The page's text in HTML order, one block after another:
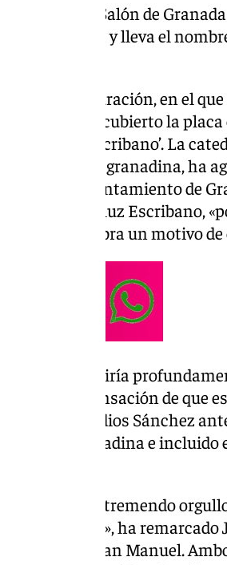
del Salón de
de reforma y lleva el
de reinauguración, en el
se ha descubierto la
Mariluz Escribano’. La
de la poeta granadina, ha
del Ayuntamiento de
de Mariluz Escribano,
en la palabra un motivo
se sentiría
tengo la sensación de que
Remedios Sánchez
poeta granadina e
día con un tremendo
biblioteca», ha
hermano Juan Manuel.